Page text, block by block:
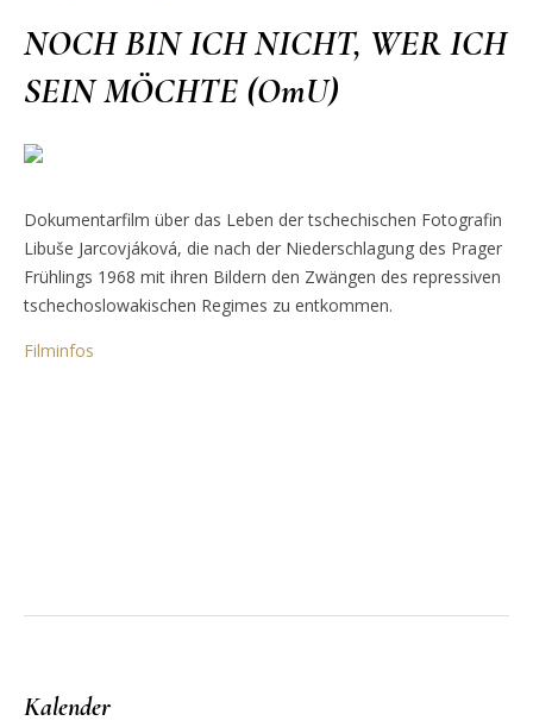
NOCH BIN ICH NICHT, WER ICH
SEIN MÖCHTE (OmU)
Dokumentarfilm über das Leben der tschechischen Fotografin
Libuše Jarcovjáková, die nach der Niederschlagung des Prager
Frühlings 1968 mit ihren Bildern den Zwängen des repressiven
tschechoslowakischen Regimes zu entkommen.
Filminfos
Kalender